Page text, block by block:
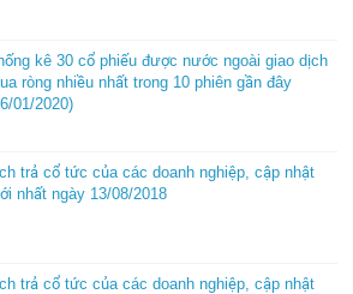
kê 30 cổ phiếu được nước ngoài giao dịch
ròng nhiều nhất trong 10 phiên gần đây
01/2020)
trả cổ tức của các doanh nghiệp, cập nhật
nhất ngày 13/08/2018
trả cổ tức của các doanh nghiệp, cập nhật